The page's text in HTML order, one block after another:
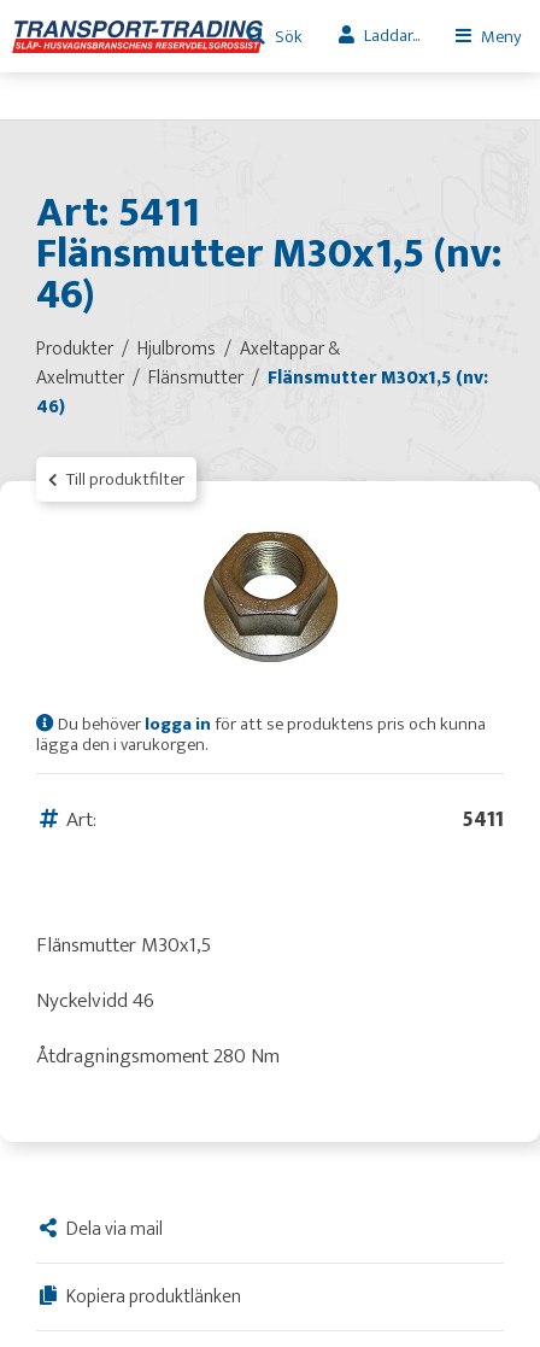
Sök Laddar... Meny
Art: 5411
Flänsmutter M30x1,5 (nv:
46)
Produkter Hjulbroms
Axeltappar &
Axelmutter
Flänsmutter
Flänsmutter M30x1,5 (nv:
46)
Till produktfilter
Du behöverlogga inför att se produktens pris och kunna
lägga den i varukorgen.
Art: 5411
Flänsmutter M30x1,5
Nyckelvidd 46
Åtdragningsmoment 280 Nm
Dela via mail
Kopiera produktlänken